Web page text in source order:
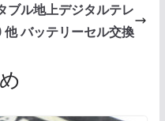
ブル地上デジタルテレ
他 バッテリーセル交換